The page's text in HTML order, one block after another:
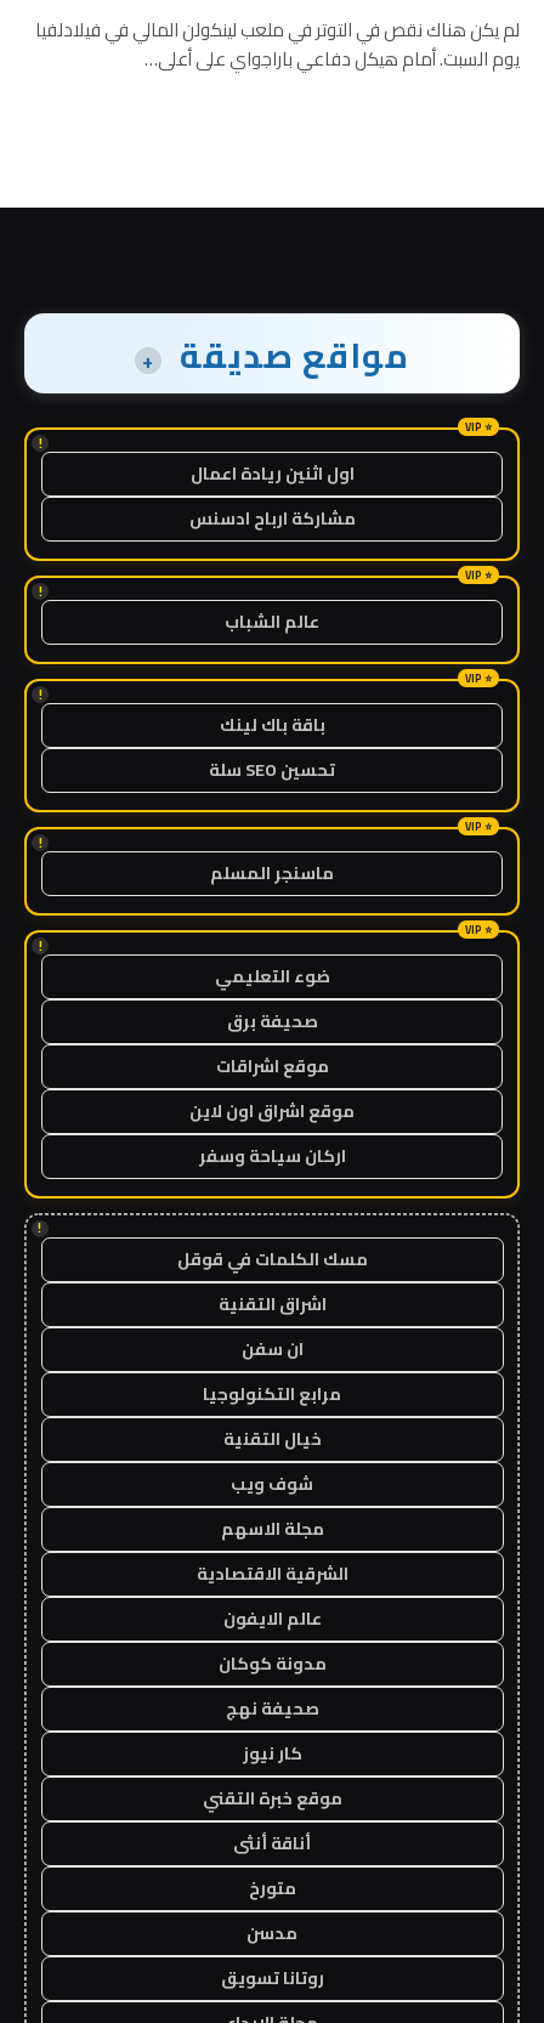
لم يكن هناك نقص في التوتر في ملعب لينكولن المالي في فيلادلفيا
يوم السبت. أمام هيكل دفاعي باراجواي على أعلى…
مواقع صديقة +
!
اول اثنين ريادة اعمال
مشاركة ارباح ادسنس
!
عالم الشباب
!
باقة باك لينك
تحسين SEO سلة
!
ماسنجر المسلم
!
ضوء التعليمي
صحيفة برق
موقع اشراقات
موقع اشراق اون لاين
اركان سياحة وسفر
!
مسك الكلمات في قوقل
اشراق التقنية
ان سفن
مرابع التكنولوجيا
خيال التقنية
شوف ويب
مجلة الاسهم
الشرقية الاقتصادية
عالم الايفون
مدونة كوكان
صحيفة نهج
كار نيوز
موقع خبرة التقني
أناقة أنثى
متورخ
مدسن
روتانا تسويق